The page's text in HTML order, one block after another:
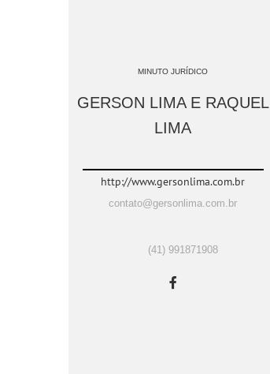
MINUTO JURÍDICO
GERSON LIMA E RAQUEL
LIMA
http://www.gersonlima.com.br
contato@gersonlima.com.br
(41) 991871908